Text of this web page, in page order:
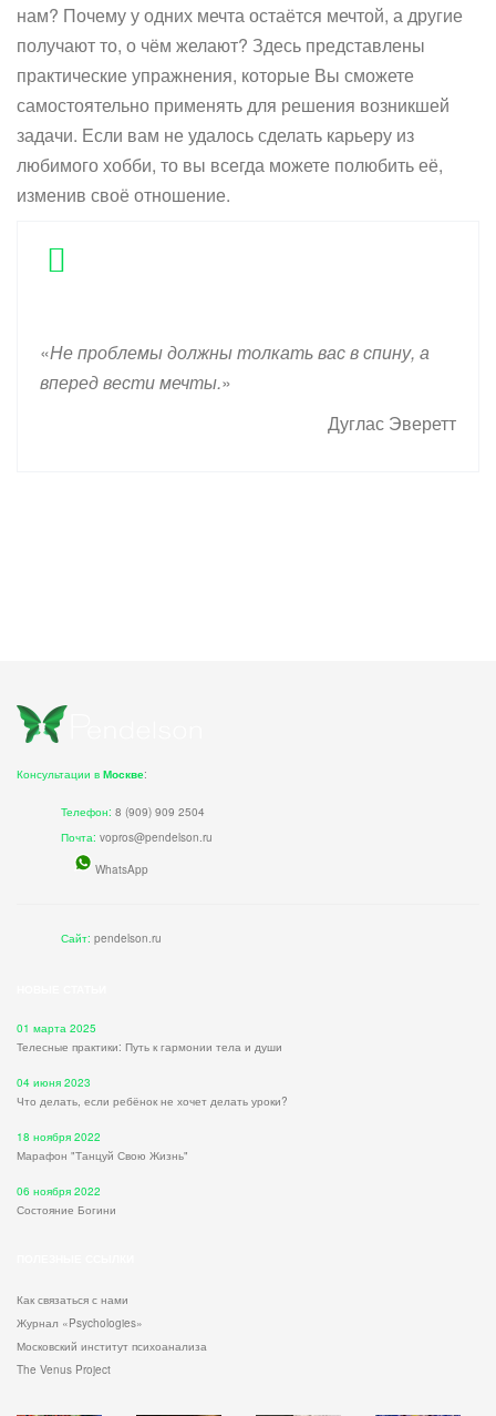
нам? Почему у одних мечта остаётся мечтой, а другие
получают то, о чём желают? Здесь представлены
практические упражнения, которые Вы сможете
самостоятельно применять для решения возникшей
задачи. Если вам не удалось сделать карьеру из
любимого хобби, то вы всегда можете полюбить её,
изменив своё отношение.
«Не проблемы должны толкать вас в спину, а
вперед вести мечты.»
Дуглас Эверетт
Консультации в Москве:
Телефон: 8 (909) 909 2504
Почта: vopros@pendelson.ru
WhatsApp
Сайт: pendelson.ru
01 марта 2025
Телесные практики: Путь к гармонии тела и души
04 июня 2023
Что делать, если ребёнок не хочет делать уроки?
18 ноября 2022
Марафон "Танцуй Свою Жизнь"
06 ноября 2022
Состояние Богини
Как связаться с нами
Журнал «Psychologies»
Московский институт психоанализа
The Venus Project